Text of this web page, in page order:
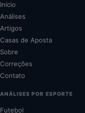
Início
Análises
Artigos
Casas de Aposta
Sobre
Correções
Contato
ANÁLISES POR ESPORTE
Futebol